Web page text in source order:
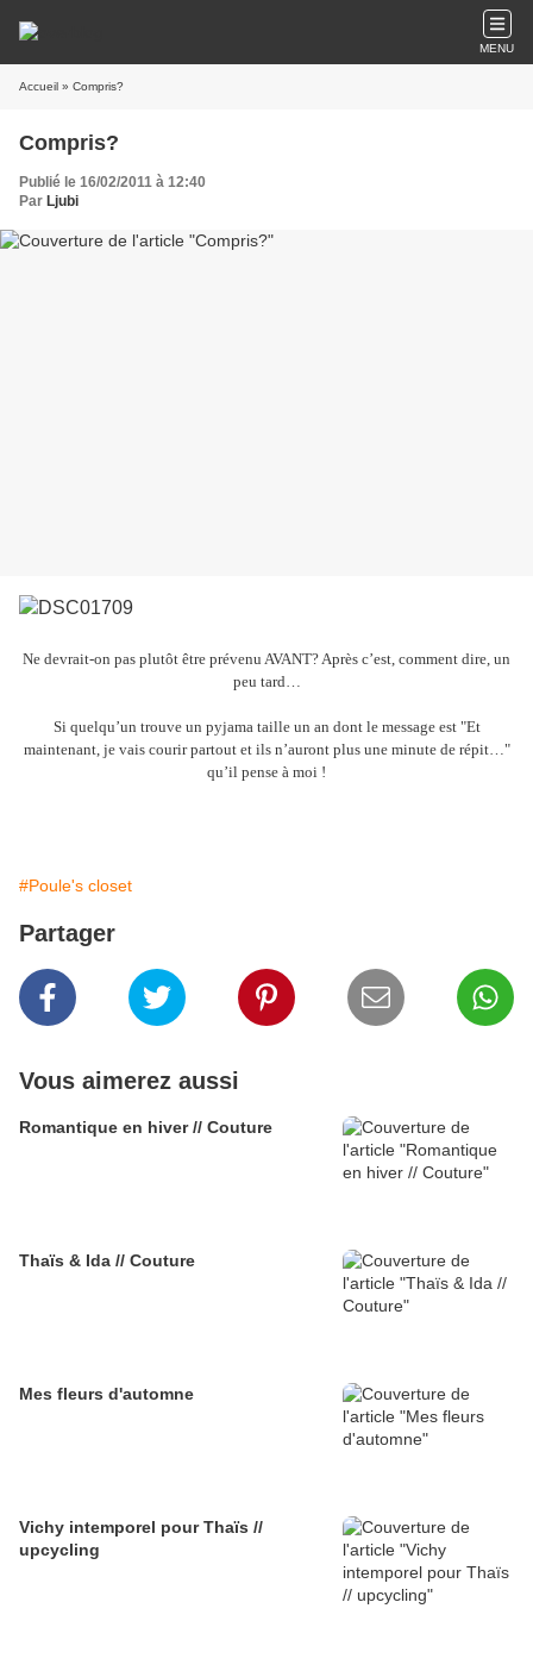
MENU
Accueil » Compris?
Compris?
Publié le 16/02/2011 à 12:40
Par Ljubi
Ne devrait-on pas plutôt être prévenu AVANT? Après c’est, comment dire, un
peu tard…
Si quelqu’un trouve un pyjama taille un an dont le message est "Et
maintenant, je vais courir partout et ils n’auront plus une minute de répit…"
qu’il pense à moi !
#Poule's closet
Partager
Vous aimerez aussi
Romantique en hiver // Couture
Thaïs & Ida // Couture
Mes fleurs d'automne
Vichy intemporel pour Thaïs //
upcycling